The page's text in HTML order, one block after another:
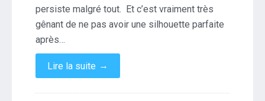
persiste malgré tout. Et c’est vraiment très
gênant de ne pas avoir une silhouette parfaite
après…
Lire la suite →